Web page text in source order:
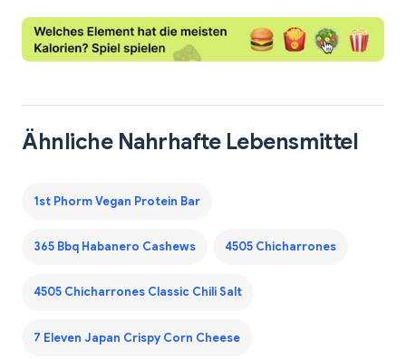
Ähnliche Nahrhafte Lebensmittel
1st Phorm Vegan Protein Bar
365 Bbq Habanero Cashews 4505 Chicharrones
4505 Chicharrones Classic Chili Salt
7 Eleven Japan Crispy Corn Cheese